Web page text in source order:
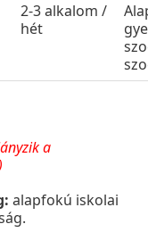
2-3 alkalom /
hét
a
alapfokú iskolai